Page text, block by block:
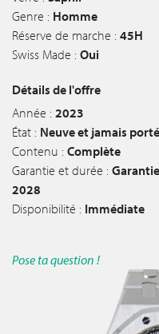
Genre : Homme
Réserve de marche : 45H
Swiss Made : Oui
Détails de l'offre
Année : 2023
État : Neuve et jamais
Contenu : Complète
Garantie et durée :
2028
Disponibilité : Immédiate
Pose ta question !